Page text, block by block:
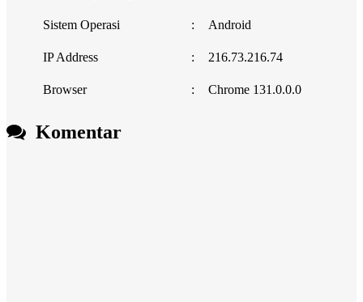
Sistem Operasi : Android
IP Address : 216.73.216.74
Browser : Chrome 131.0.0.0
Komentar